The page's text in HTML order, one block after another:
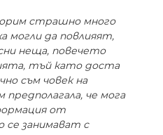
страшно много
могли да повлияят,
неща, повечето
тъй като доста
съм човек на
че мога
от
се занимават с